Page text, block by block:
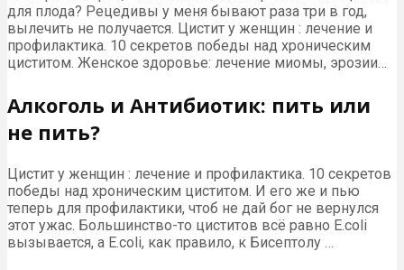
для плода? Рецедивы у меня бывают раза три в год,
вылечить не получается. Цистит у женщин : лечение и
профилактика. 10 секретов победы над хроническим
циститом. Женское здоровье: лечение миомы, эрозии…
Алкоголь и Антибиотик: пить или
не пить?
Цистит у женщин : лечение и профилактика. 10 секретов
победы над хроническим циститом. И его же и пью
теперь для профилактики, чтоб не дай бог не вернулся
этот ужас. Большинство-то циститов всё равно E.coli
вызывается, а E.coli, как правило, к Бисептолу …